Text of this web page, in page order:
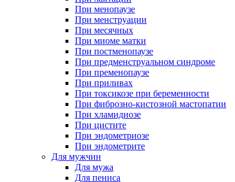
При менопаузе
При менструации
При месячных
При миоме матки
При постменопаузе
При предменструальном синдроме
При пременопаузе
При приливах
При токсикозе при беременности
При фиброзно-кистозной мастопатии
При хламидиозе
При цистите
При эндометриозе
При эндометрите
Для мужчин
Для мужа
Для пениса